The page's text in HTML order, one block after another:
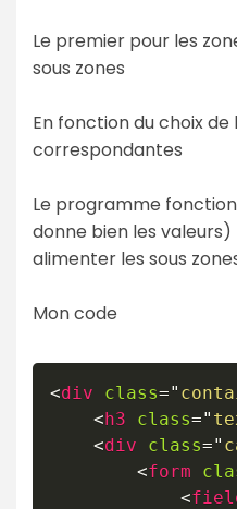
Le premier pour les
sous zones
En fonction du choix de
correspondantes
Le programme
donne bien les
alimenter les sous
Mon code
<div class="
<h3 class="
<div class="
<form
<